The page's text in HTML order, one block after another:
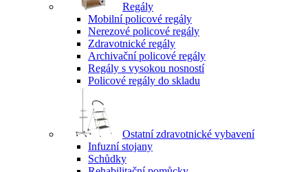
Regály
Mobilní policové regály
Nerezové policové regály
Zdravotnické regály
Archivační policové regály
Regály s vysokou nosností
Policové regály do skladu
Ostatní zdravotnické vybavení
Infuzní stojany
Schůdky